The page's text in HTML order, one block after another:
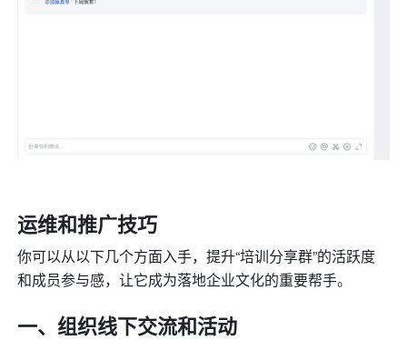
运维和推广技巧
你可以从以下几个方面入手，提升“培训分享群”的活跃度
和成员参与感，让它成为落地企业文化的重要帮手。
一、组织线下交流和活动